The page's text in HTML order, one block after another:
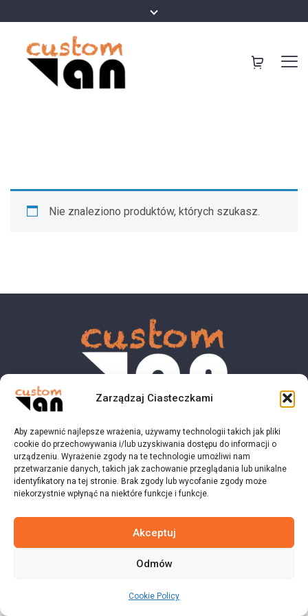
Zarządzaj Ciasteczkami
Aby zapewnić najlepsze wrażenia, używamy technologii takich jak pliki
cookie do przechowywania i/lub uzyskiwania dostępu do informacji o
urządzeniu. Wyrażenie zgody na te technologie umożliwi nam
przetwarzanie danych, takich jak zachowanie przeglądania lub unikalne
identyfikatory na tej stronie. Brak zgody lub wycofanie zgody może
niekorzystnie wpłynąć na niektóre funkcje i funkcje.
Akceptuj
Odmów
Cookie Policy
Nie znaleziono produktów, których szukasz.
© 2023 customvan.pl - Wszystkie prawa zastrzeżone.